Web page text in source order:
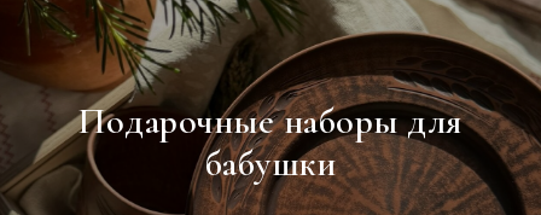
Подарочные наборы для
бабушки